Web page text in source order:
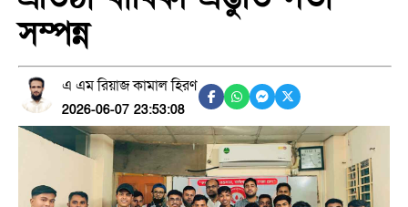
সম্পন্ন
এ এম রিয়াজ কামাল হিরণ
2026-06-07 23:53:08